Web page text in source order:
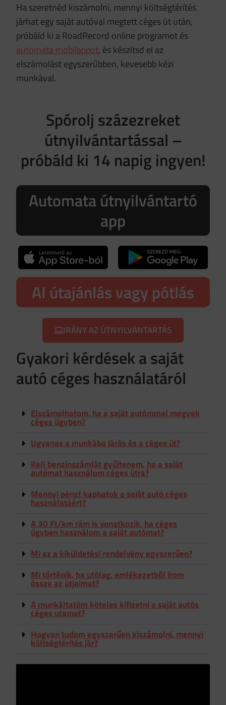
Ha szeretnéd kiszámolni, mennyi költségtérítés
járhat egy saját autóval megtett céges út után,
próbáld ki a RoadRecord online programot és
automata mobilappot, és készítsd el az
elszámolást egyszerűbben, kevesebb kézi
munkával.
Spórolj százezreket
útnyilvántartással –
próbáld ki 14 napig ingyen!
Automata útnyilvántartó
app
AI útajánlás vagy pótlás
IRÁNY AZ ÚTNYILVÁNTARTÁS
Gyakori kérdések a saját
autó céges használatáról
Elszámolhatom, ha a saját autómmal megyek
céges ügyben?
Ugyanaz a munkába járás és a céges út?
Kell benzinszámlát gyűjtenem, ha a saját
autómat használom céges útra?
Mennyi pénzt kaphatok a saját autó céges
használatáért?
A 30 Ft/km rám is vonatkozik, ha céges
ügyben használom a saját autómat?
Mi az a kiküldetési rendelvény egyszerűen?
Mi történik, ha utólag, emlékezetből írom
össze az útjaimat?
A munkáltatóm köteles kifizetni a saját autós
céges utamat?
Hogyan tudom egyszerűen kiszámolni, mennyi
költségtérítés jár?